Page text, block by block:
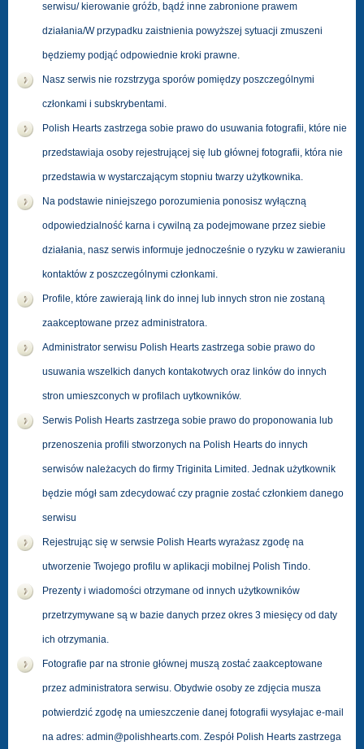
serwisu/ kierowanie gróźb, bądź inne zabronione prawem
działania/W przypadku zaistnienia powyższej sytuacji zmuszeni
będziemy podjąć odpowiednie kroki prawne.
Nasz serwis nie rozstrzyga sporów pomiędzy poszczególnymi
członkami i subskrybentami.
Polish Hearts zastrzega sobie prawo do usuwania fotografii, które nie
przedstawiaja osoby rejestrującej się lub głównej fotografii, która nie
przedstawia w wystarczającym stopniu twarzy użytkownika.
Na podstawie niniejszego porozumienia ponosisz wyłączną
odpowiedzialność karna i cywilną za podejmowane przez siebie
działania, nasz serwis informuje jednocześnie o ryzyku w zawieraniu
kontaktów z poszczególnymi członkami.
Profile, które zawierają link do innej lub innych stron nie zostaną
zaakceptowane przez administratora.
Administrator serwisu Polish Hearts zastrzega sobie prawo do
usuwania wszelkich danych kontakotwych oraz linków do innych
stron umieszconych w profilach uytkowników.
Serwis Polish Hearts zastrzega sobie prawo do proponowania lub
przenoszenia profili stworzonych na Polish Hearts do innych
serwisów należacych do firmy Triginita Limited. Jednak użytkownik
będzie mógł sam zdecydować czy pragnie zostać członkiem danego
serwisu
Rejestrując się w serwsie Polish Hearts wyrażasz zgodę na
utworzenie Twojego profilu w aplikacji mobilnej Polish Tindo.
Prezenty i wiadomości otrzymane od innych użytkowników
przetrzymywane są w bazie danych przez okres 3 miesięcy od daty
ich otrzymania.
Fotografie par na stronie głównej muszą zostać zaakceptowane
przez administratora serwisu. Obydwie osoby ze zdjęcia musza
potwierdzić zgodę na umieszczenie danej fotografii wysyłajac e-mail
na adres: admin@polishhearts.com. Zespół Polish Hearts zastrzega